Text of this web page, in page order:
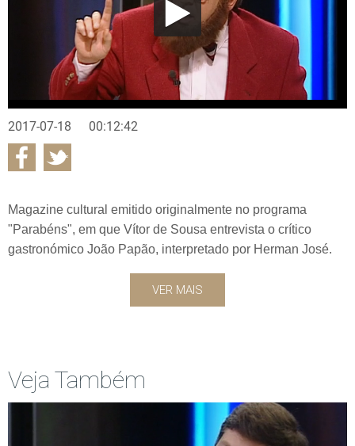
2017-07-18 00:12:42
Magazine cultural emitido originalmente no programa
"Parabéns", em que Vítor de Sousa entrevista o crítico
gastronómico João Papão, interpretado por Herman José.
VER MAIS
Veja Também